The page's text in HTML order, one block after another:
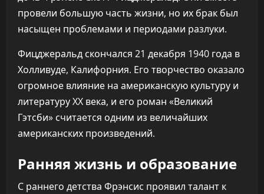
провели большую часть жизни, но их брак был
насыщен проблемами и периодами разлуки.
Фицджеральд скончался 21 декабря 1940 года в
Холливуде, Калифорния. Его творчество оказало
огромное влияние на американскую культуру и
литературу XX века, и его роман «Великий
Гэтсби» считается одним из величайших
американских произведений.
Ранняя жизнь и образование
С раннего детства Фрэнсис проявил талант к